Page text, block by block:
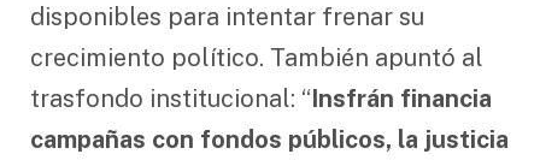
disponibles para intentar frenar su
crecimiento político. También apuntó al
trasfondo institucional: “Insfrán financia
campañas con fondos públicos, la justicia